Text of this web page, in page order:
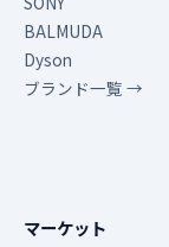
BALMUDA
Dyson
ブランド一覧 →
マーケット